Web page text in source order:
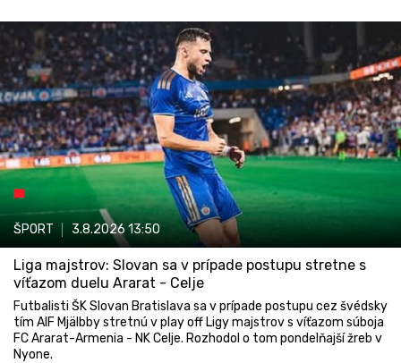
ŠPORT 3.8.2026 13:50
Liga majstrov: Slovan sa v prípade postupu stretne s
víťazom duelu Ararat - Celje
Futbalisti ŠK Slovan Bratislava sa v prípade postupu cez švédsky
tím AIF Mjälbby stretnú v play off Ligy majstrov s víťazom súboja
FC Ararat-Armenia - NK Celje. Rozhodol o tom pondelňajší žreb v
Nyone.